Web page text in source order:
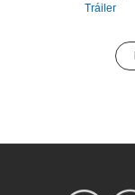
Tráiler